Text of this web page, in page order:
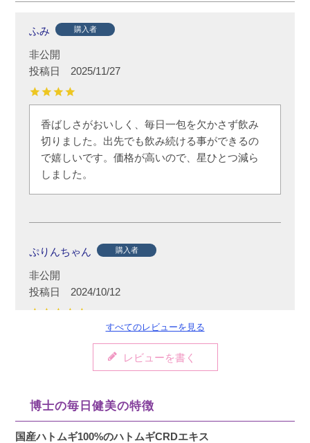
ふみ 購入者
非公開
投稿日
2025/11/27
香ばしさがおいしく、毎日一包を欠かさず飲み
切りました。出先でも飲み続ける事ができるの
で嬉しいです。価格が高いので、星ひとつ減ら
しました。
ぷりんちゃん 購入者
非公開
投稿日
2024/10/12
顔のポツポツが気になり3箱購入してみました。
きなこみたいな味で溶けやすく飲みやすいで
すべてのレビューを見る
レビューを書く
博士の毎日健美の特徴
国産ハトムギ100%のハトムギCRDエキス